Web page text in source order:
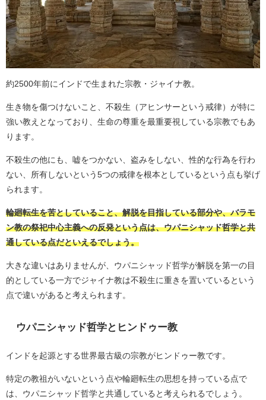
約2500年前にインドで生まれた宗教・ジャイナ教。
生き物を傷つけないこと、不殺生（アヒンサーという戒律）が特に
強い教えとなっており、生命の尊重を最重要視している宗教でもあ
ります。
不殺生の他にも、嘘をつかない、盗みをしない、性的な行為を行わ
ない、所有しないという5つの戒律を根本としているという点も挙げ
られます。
輪廻転生を苦としていること、解脱を目指している部分や、バラモ
ン教の祭祀中心主義への反発という点は、ウパニシャッド哲学と共
通している点だといえるでしょう。
大きな違いはありませんが、ウパニシャッド哲学が解脱を第一の目
的としている一方でジャイナ教は不殺生に重きを置いているという
点で違いがあると考えられます。
ウパニシャッド哲学とヒンドゥー教
インドを起源とする世界最古級の宗教がヒンドゥー教です。
特定の教祖がいないという点や輪廻転生の思想を持っている点で
は、ウパニシャッド哲学と共通していると考えられるでしょう。